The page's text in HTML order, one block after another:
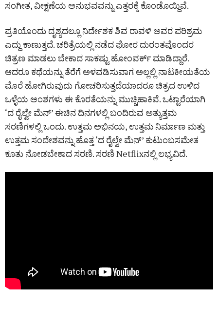
ಸಂಗೀತ, ವೀಕ್ಷಣೆಯ ಅನುಭವವನ್ನು ಎತ್ತರಕ್ಕೆ ಕೊಂಡೊಯ್ದಿವೆ.
ಪ್ರತಿಯೊಂದು ದೃಶ್ಯದಲ್ಲೂ ನಿರ್ದೇಶಕ ಶಿವ ರಾವಳಿ ಅವರ ಪರಿಶ್ರಮ
ಎದ್ದು ಕಾಣುತ್ತದೆ. ಚರಿತ್ರೆಯಲ್ಲಿ ನಡೆದ ಘೋರ ದುರಂತವೊಂದರ
ಚಿತ್ರಣ ಮಾಡಲು ಬೇಕಾದ ಸಾಕಷ್ಟು ಹೋಂವರ್ಕ್‌ ಮಾಡಿದ್ದಾರೆ.
ಆದರೂ ಕಥೆಯನ್ನು ತೆರೆಗೆ ಅಳವಡಿಸುವಾಗ ಅಲ್ಲಲ್ಲಿ ನಾಟಕೀಯತೆಯ
ಮೊರೆ ಹೋಗಿರುವುದು ಗೋಚರಿಸುತ್ತದೆಯಾದರೂ ಚಿತ್ರದ ಉಳಿದ
ಒಳ್ಳೆಯ ಅಂಶಗಳು ಈ ಕೊರತೆಯನ್ನು ಮುಚ್ಚಿಹಾಕಿವೆ. ಒಟ್ಟಾರೆಯಾಗಿ
‘ದ ರೈಲ್ವೇ ಮೆನ್’ ಈಚಿನ ದಿನಗಳಲ್ಲಿ ಬಂದಿರುವ ಅತ್ಯುತ್ತಮ
ಸರಣಿಗಳಲ್ಲಿ ಒಂದು. ಉತ್ತಮ ಅಭಿನಯ, ಉತ್ತಮ ನಿರ್ಮಾಣ ಮತ್ತು
ಉತ್ತಮ ಸಂದೇಶವನ್ನು ಹೊತ್ತ ‘ದ ರೈಲ್ವೇ ಮೆನ್’ ಕುಟುಂಬಸಮೇತ
ಕೂತು ನೋಡಬೇಕಾದ ಸರಣಿ. ಸರಣಿ Netflixನಲ್ಲಿ ಲಭ್ಯವಿದೆ.